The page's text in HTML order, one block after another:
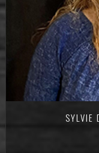
SYLVIE